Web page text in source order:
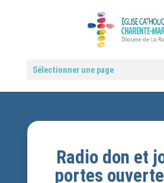
Sélectionner une page
Radio don et
portes